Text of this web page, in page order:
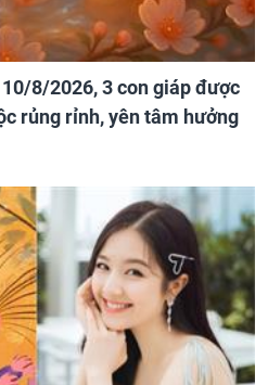
8/2026, 3 con giáp được
rủng rỉnh, yên tâm hưởng